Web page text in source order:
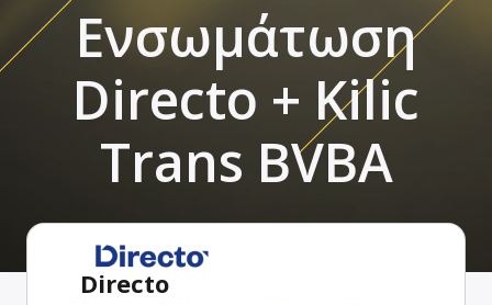
Ενσωμάτωση
Directo + Kilic
Trans BVBA
Directo